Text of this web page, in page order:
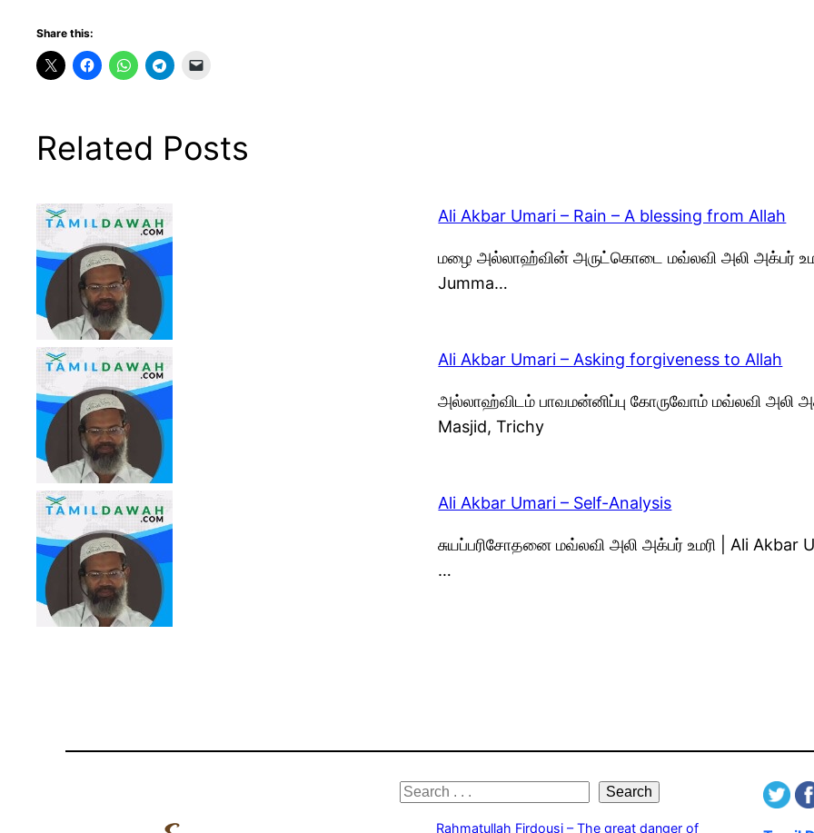
Share this:
Related Posts
Ali Akbar Umari – Rain – A blessing from Allah
மழை அல்லாஹ்வின் அருட்கொடை மவ்லவி அலி அக்பர்
Jumma…
Ali Akbar Umari – Asking forgiveness to Allah
அல்லாஹ்விடம் பாவமன்னிப்பு கோருவோம் மவ்லவி அலி
Masjid, Trichy
Ali Akbar Umari – Self-Analysis
சுயப்பரிசோதனை மவ்லவி அலி அக்பர் உமரி | Ali Akbar
…
S
Search
Rahmatullah Firdousi – The great danger of